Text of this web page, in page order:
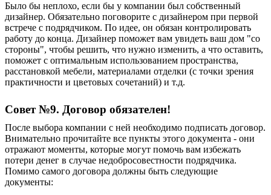
Было бы неплохо, если бы у компании был собственный
дизайнер. Обязательно поговорите с дизайнером при первой
встрече с подрядчиком. По идее, он обязан контролировать
работу до конца. Дизайнер поможет вам увидеть ваш дом "со
стороны", чтобы решить, что нужно изменить, а что оставить,
поможет с оптимальным использованием пространства,
расстановкой мебели, материалами отделки (с точки зрения
практичности и цветовых сочетаний) и т.д.
Совет №9. Договор обязателен!
После выбора компании с ней необходимо подписать договор.
Внимательно прочитайте все пункты этого документа - они
отражают моменты, которые могут помочь вам избежать
потери денег в случае недобросовестности подрядчика.
Помимо самого договора должны быть следующие
документы: